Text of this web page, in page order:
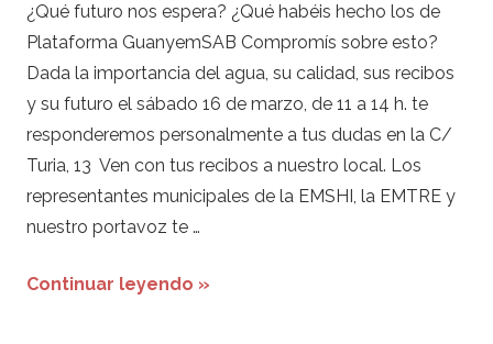
¿Qué futuro nos espera? ¿Qué habéis hecho los de
Plataforma GuanyemSAB Compromís sobre esto?
Dada la importancia del agua, su calidad, sus recibos
y su futuro el sábado 16 de marzo, de 11 a 14 h. te
responderemos personalmente a tus dudas en la C/
Turia, 13 Ven con tus recibos a nuestro local. Los
representantes municipales de la EMSHI, la EMTRE y
nuestro portavoz te …
Continuar leyendo »